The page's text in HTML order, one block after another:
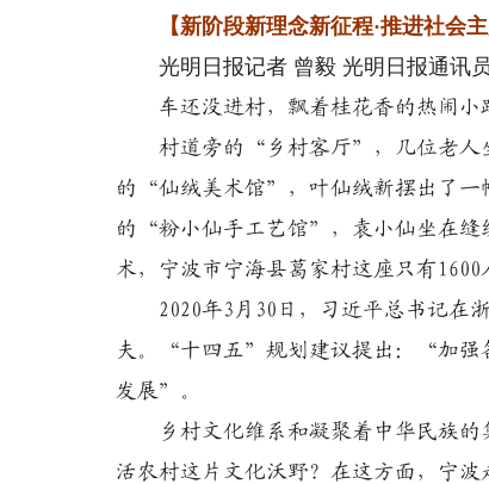
【新阶段新理念新征程·推进社会
光明日报记者 曾毅 光明日报通讯
车还没进村，飘着桂花香的热闹小
村道旁的“乡村客厅”，几位老人坐
的“仙绒美术馆”，叶仙绒新摆出了一
的“粉小仙手工艺馆”，袁小仙坐在缝
术，宁波市宁海县葛家村这座只有1600
2020年3月30日，习近平总书记在浙
夫。“十四五”规划建议提出：“加强
发展”。
乡村文化维系和凝聚着中华民族的
活农村这片文化沃野？在这方面，宁